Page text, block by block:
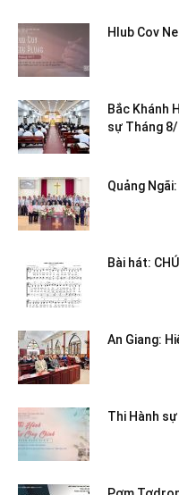
Hlub Cov
Bắc Khánh
sự Tháng
Quảng
Bài hát:
An Giang:
Thi Hành